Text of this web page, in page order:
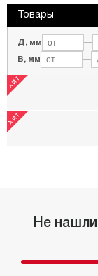
Товары
Д, мм —
В, мм —
Не